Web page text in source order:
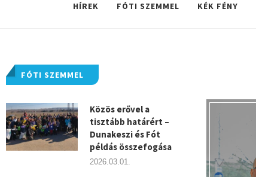
HÍREK FÓTI SZEMMEL KÉK FÉNY
FÓTI SZEMMEL
Közös erővel a
tisztább határért –
Dunakeszi és Fót
példás összefogása
2026.03.01.